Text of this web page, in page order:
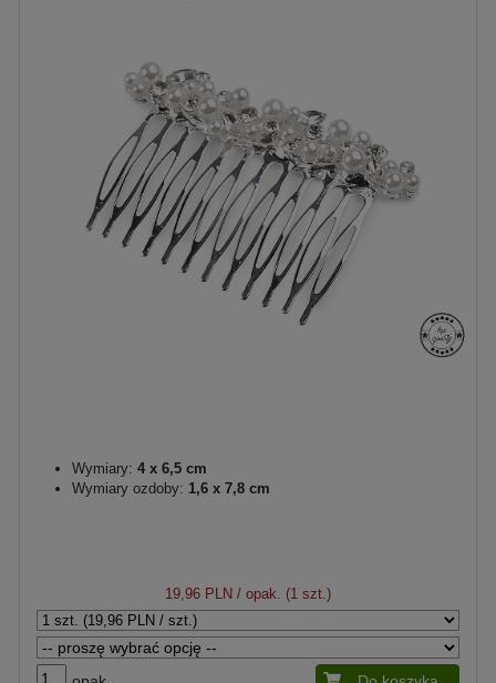
Wymiary: 4 x 6,5 cm
Wymiary ozdoby: 1,6 x 7,8 cm
19,96 PLN / opak. (1 szt.)